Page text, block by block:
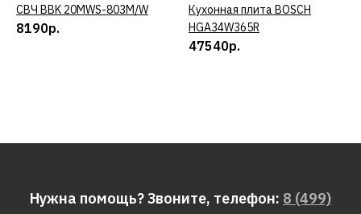
КУПИТЬ
СВЧ BBK 20MWS-803M/W
8190р.
КУПИТЬ
Кухонная плита BOSCH
HGA34W365R
47540р.
Нужна помощь? Звоните, телефон: 8 (499)